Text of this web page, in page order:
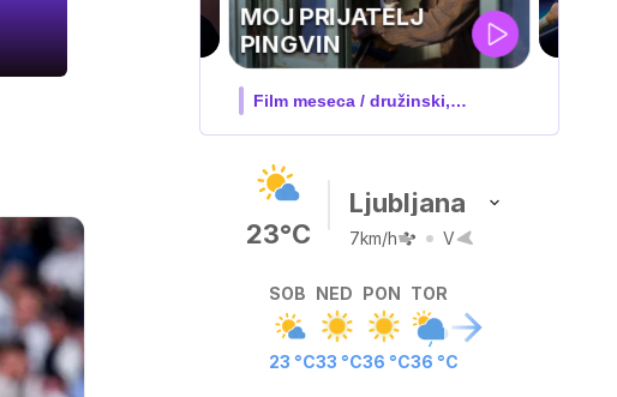
UEFA
SUPERPOKAL
V živo na VOYO: sreda ob 20.30
23°C
Ljubljana
7km/h V
SOB
23 °C
NED
33 °C
PON
36 °C
TOR
36 °C